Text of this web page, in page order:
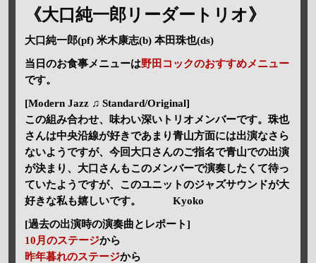
《大口純一郎リーダートリオ》
大口純一郎(pf) 米木康志(b) 本田珠也(ds)
当日のお食事メニューは野田コックのおすすめメニュー
です。
[Modern Jazz ♫ Standard/Original]
この組み合わせ、味わい深いトリオメンバーです。珠也
さんは中央沿線が好きであまり青山方面には出演なさら
ないようですが、今回大口さんのご指名で青山での出演
が決まり、大口さんもこのメンバーで演奏したくて待っ
ていたようですが、このユニットのジャズサウンドが大
好きな私も嬉しいです。 Kyoko
[過去の出演時の演奏曲とレポート]
10月のステージから
昨年暮れのステージから